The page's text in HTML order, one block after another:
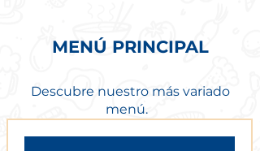
MENÚ PRINCIPAL
Descubre nuestro más variado
menú.